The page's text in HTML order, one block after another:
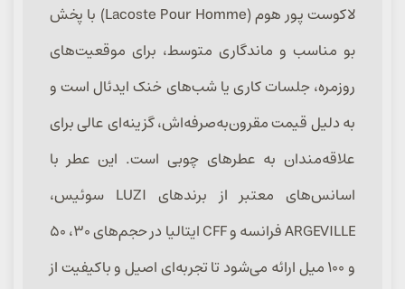
لاکوست پور هوم (Lacoste Pour Homme) با پخش
بو مناسب و ماندگاری متوسط، برای موقعیت‌های
روزمره، جلسات کاری یا شب‌های خنک ایدئال است و
به دلیل قیمت مقرون‌به‌صرفه‌اش، گزینه‌ای عالی برای
علاقه‌مندان به عطرهای چوبی است. این عطر با
اسانس‌های معتبر از برندهای LUZI سوئیس،
ARGEVILLE فرانسه و CFF ایتالیا در حجم‌های ۳۰، ۵۰
و ۱۰۰ میل ارائه می‌شود تا تجربه‌ای اصیل و باکیفیت از